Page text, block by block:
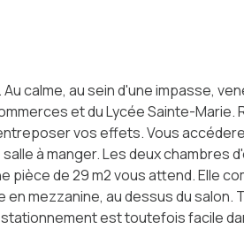
Au calme, au sein d'une impasse,
et du Lycée Sainte-
vos effets. Vous
à manger. Les deux
pièce de 29 m2 vous attend. Elle
en mezzanine, au dessus du
stationnement est toutefois facile